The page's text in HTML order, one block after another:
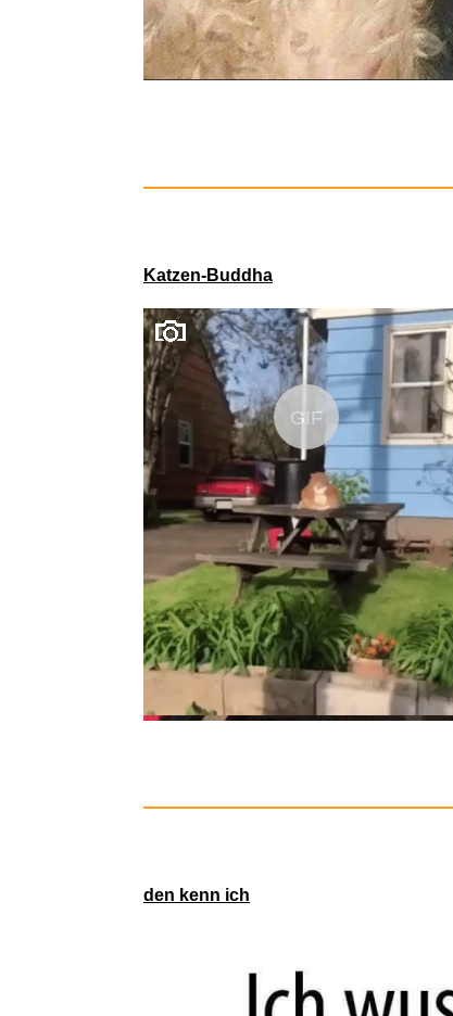
Katzen-Buddha
GIF
den kenn ich